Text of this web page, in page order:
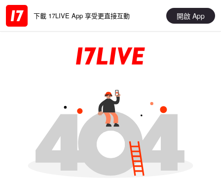
下載 17LIVE App 享受更直接互動 開啟 App